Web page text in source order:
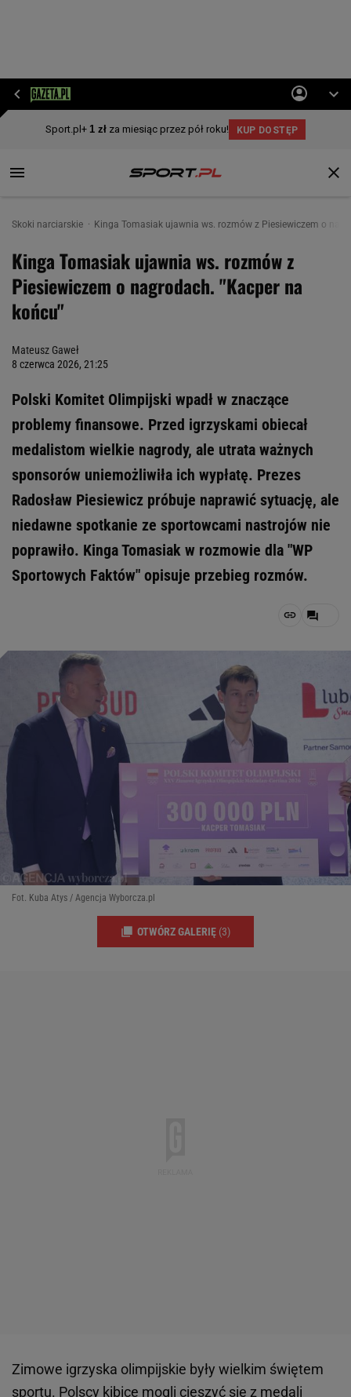
Skoki narciarskie Kinga Tomasiak ujawnia ws. rozmów z Piesiewiczem o
Kinga Tomasiak ujawnia ws. rozmów z
Piesiewiczem o nagrodach. "Kacper na
końcu"
Mateusz Gaweł
8 czerwca 2026, 21:25
Polski Komitet Olimpijski wpadł w znaczące
problemy finansowe. Przed igrzyskami obiecał
medalistom wielkie nagrody, ale utrata ważnych
sponsorów uniemożliwiła ich wypłatę. Prezes
Radosław Piesiewicz próbuje naprawić sytuację, ale
niedawne spotkanie ze sportowcami nastrojów nie
poprawiło. Kinga Tomasiak w rozmowie dla "WP
Sportowych Faktów" opisuje przebieg rozmów.
Fot. Kuba Atys / Agencja Wyborcza.pl
OTWÓRZ GALERIĘ (3)
Zimowe igrzyska olimpijskie były wielkim świętem
sportu. Polscy kibice mogli cieszyć się z medali